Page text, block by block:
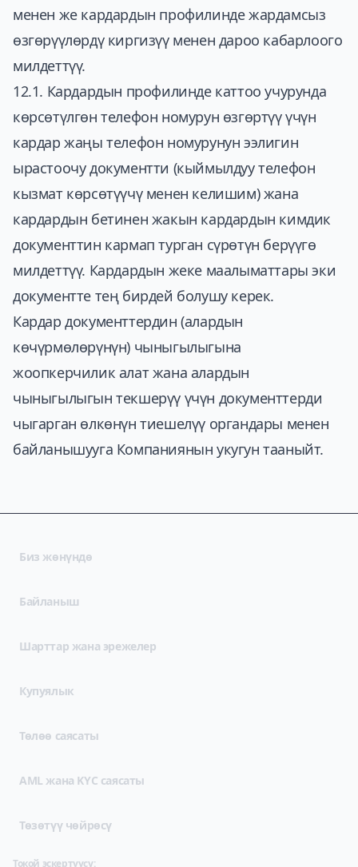
менен же кардардын профилинде жардамсыз
өзгөрүүлөрдү киргизүү менен дароо кабарлоого
милдеттүү.
12.1. Кардардын профилинде каттоо учурунда
көрсөтүлгөн телефон номурун өзгөртүү үчүн
кардар жаңы телефон номурунун ээлигин
ырастоочу документти (кыймылдуу телефон
кызмат көрсөтүүчү менен келишим) жана
кардардын бетинен жакын кардардын кимдик
документтин кармап турган сүрөтүн берүүгө
милдеттүү. Кардардын жеке маалыматтары эки
документте тең бирдей болушу керек.
Кардар документтердин (алардын
көчүрмөлөрүнүн) чыныгылыгына
жоопкерчилик алат жана алардын
чыныгылыгын текшерүү үчүн документтерди
чыгарган өлкөнүн тиешелүү органдары менен
байланышууга Компаниянын укугун тааныйт.
Биз жөнүндө
Байланыш
Шарттар жана эрежелер(opens in new tab)
Купуялык(opens in new tab)
Төлөө саясаты
AML жана KYC саясаты
Төзөтүү чөйрөсү
Токой эскертүүсү: